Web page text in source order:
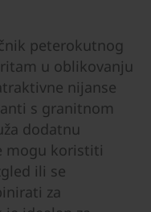
peterokutnog
u oblikovanju
nijanse
s granitnom
dodatnu
mogu koristiti
ili se
za